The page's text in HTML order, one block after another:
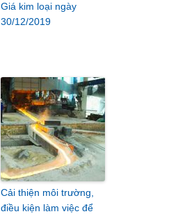
Giá kim loại ngày
30/12/2019
Cải thiện môi trường,
điều kiện làm việc để